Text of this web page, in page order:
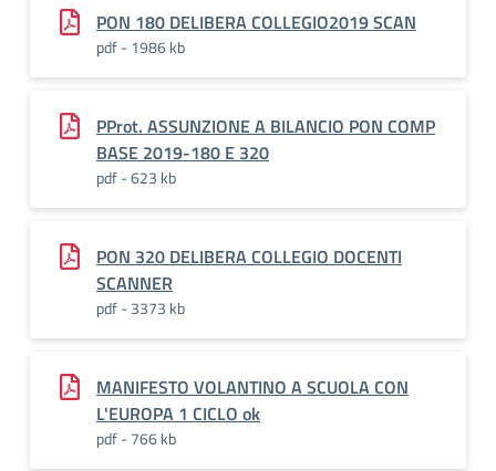
PON 180 DELIBERA COLLEGIO2019 SCAN
pdf - 1986 kb
PProt. ASSUNZIONE A BILANCIO PON COMP
BASE 2019-180 E 320
pdf - 623 kb
PON 320 DELIBERA COLLEGIO DOCENTI
SCANNER
pdf - 3373 kb
MANIFESTO VOLANTINO A SCUOLA CON
L'EUROPA 1 CICLO ok
pdf - 766 kb